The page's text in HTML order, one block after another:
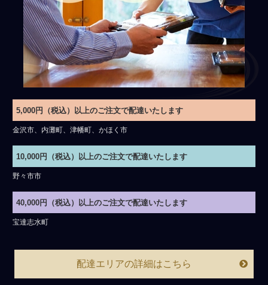
5,000円（税込）以上のご注文で配達いたします
金沢市、内灘町、津幡町、かほく市
10,000円（税込）以上のご注文で配達いたします
野々市市
40,000円（税込）以上のご注文で配達いたします
宝達志水町
配達エリアの詳細はこちら